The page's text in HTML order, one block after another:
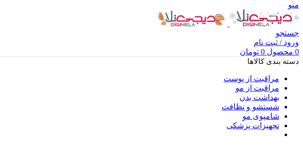
منو
جستجو
ورود / ثبت نام
0 محصول 0 تومان
دسته بندی کالاها
مراقبت از پوست
مراقبت از مو
بهداشت بدن
شستشو و نظافت
شامپوی مو
تجهیزات پزشکی